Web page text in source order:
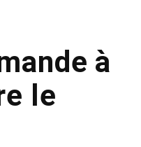
à
le